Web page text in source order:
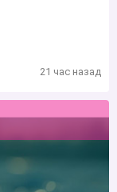
21 час назад